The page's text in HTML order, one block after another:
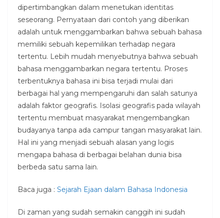
dipertimbangkan dalam menetukan identitas
seseorang. Pernyataan dari contoh yang diberikan
adalah untuk menggambarkan bahwa sebuah bahasa
memiliki sebuah kepemilikan terhadap negara
tertentu. Lebih mudah menyebutnya bahwa sebuah
bahasa menggambarkan negara tertentu. Proses
terbentuknya bahasa ini bisa terjadi mulai dari
berbagai hal yang mempengaruhi dan salah satunya
adalah faktor geografis. Isolasi geografis pada wilayah
tertentu membuat masyarakat mengembangkan
budayanya tanpa ada campur tangan masyarakat lain.
Hal ini yang menjadi sebuah alasan yang logis
mengapa bahasa di berbagai belahan dunia bisa
berbeda satu sama lain.
Baca juga : Sejarah Ejaan dalam Bahasa Indonesia
Di zaman yang sudah semakin canggih ini sudah